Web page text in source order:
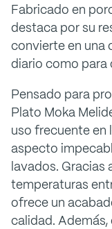
Fabricado en
destaca por su
convierte en una
diario como para
Pensado para
Plato Moka
uso frecuente en
aspecto
lavados. Gracias
temperaturas
ofrece un
calidad.